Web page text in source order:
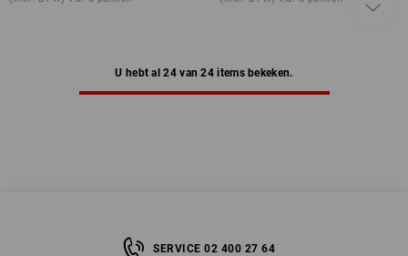
U hebt al 24 van 24 items bekeken.
SERVICE 02 400 27 64